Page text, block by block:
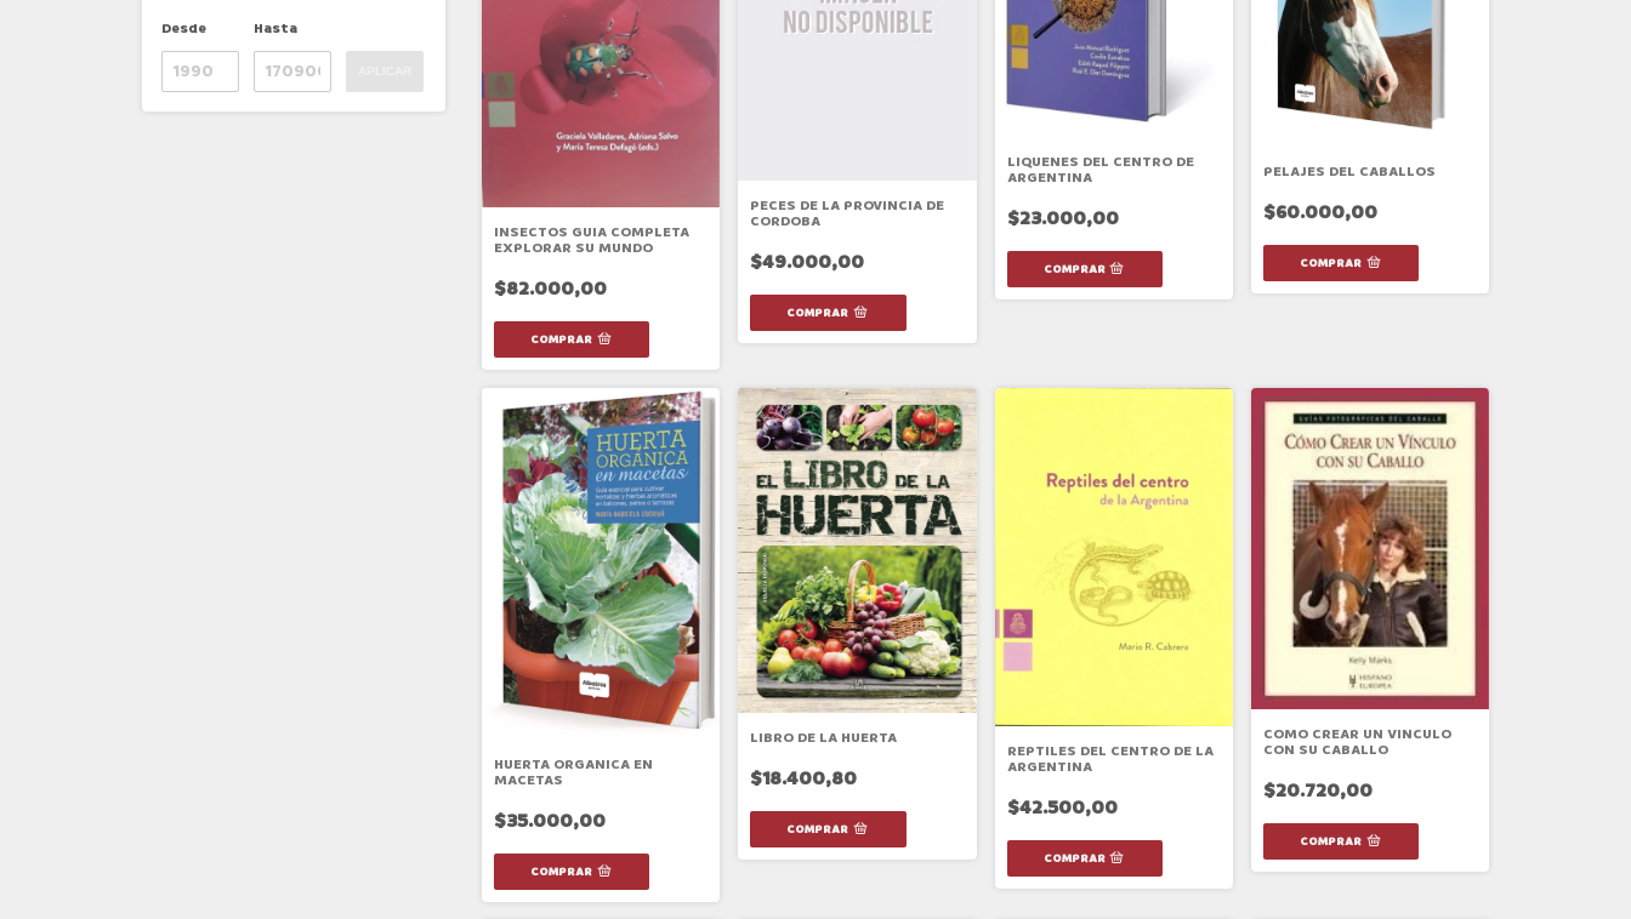
Desde
Hasta
INSECTOS GUIA COMPLETA
EXPLORAR SU MUNDO
$82.000,00
PECES DE LA PROVINCIA DE
CORDOBA
$49.000,00
LIQUENES DEL CENTRO DE
ARGENTINA
$23.000,00
PELAJES DEL CABALLOS
$60.000,00
HUERTA ORGANICA EN
MACETAS
$35.000,00
LIBRO DE LA HUERTA
$18.400,80
REPTILES DEL CENTRO DE LA
ARGENTINA
$42.500,00
COMO CREAR UN VINCULO
CON SU CABALLO
$20.720,00